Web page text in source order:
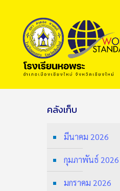
คลังเก็บ
มีนาคม 2026
กุมภาพันธ์ 2026
มกราคม 2026